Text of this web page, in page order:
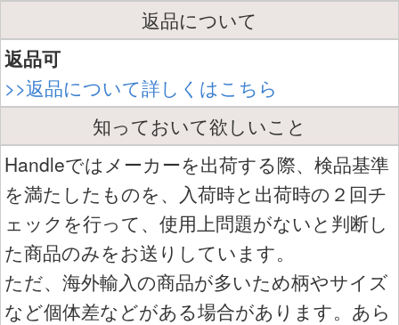
返品について
返品可
>>返品について詳しくはこちら
知っておいて欲しいこと
Handleではメーカーを出荷する際、検品基準
を満たしたものを、入荷時と出荷時の２回チ
ェックを行って、使用上問題がないと判断し
た商品のみをお送りしています。
ただ、海外輸入の商品が多いため柄やサイズ
など個体差などがある場合があります。あら